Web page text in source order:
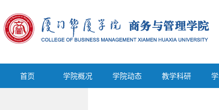
首页 学院概况 学院动态 教学科研